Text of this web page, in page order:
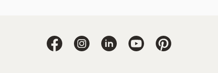
Jacobi Dachziegel
Jacobi Dachziegel auf Facebook
Jacobi Dachziegel auf Instagram
Jacobi Dachziegel auf
Jacobi Dachziegel
Jacobi